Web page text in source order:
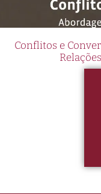
Conflitos e